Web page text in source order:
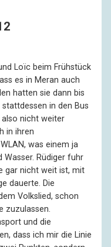
Loïc beim Frühstück
es in Meran auch
hatten sie dann bis
in den Bus
nicht weiter
in ihren
was einem ja
Rüdiger fuhr
gar nicht weit ist, mit
dauerte. Die
Volkslied, schon
zuzulassen.
und die
dass ich mir die Linie